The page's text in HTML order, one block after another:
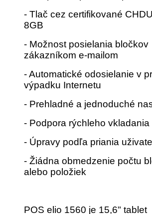
- Tlač cez certifikované
8GB
- Možnost posielania bločkov
zákazníkom e-mailom
- Automatické odosielanie v
výpadku Internetu
- Prehladné a jednoduché
- Podpora rýchleho vkladania
- Úpravy podľa priania
- Žiádna obmedzenie počtu
alebo položiek
POS elio 1560 je 15,6" tablet